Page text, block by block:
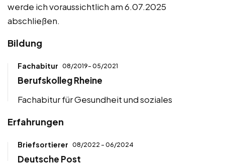
werde ich voraussichtlich am 6.07.2025
abschließen.
Bildung
Fachabitur 08/2019- 05/2021
Berufskolleg Rheine
Fachabitur für Gesundheit und soziales
Erfahrungen
Briefsortierer 08/2022 - 06/2024
Deutsche Post